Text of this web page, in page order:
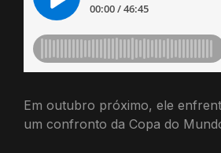
Em outubro próximo, ele
um confronto da Copa do